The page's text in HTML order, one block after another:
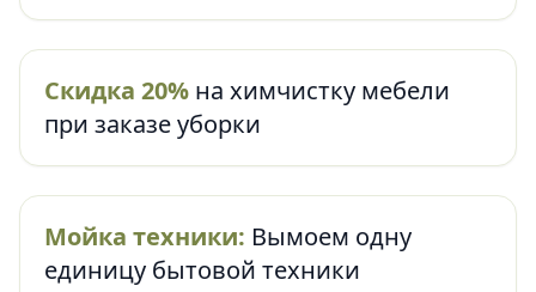
Скидка 20% на химчистку мебели
при заказе уборки
Мойка техники: Вымоем одну
единицу бытовой техники